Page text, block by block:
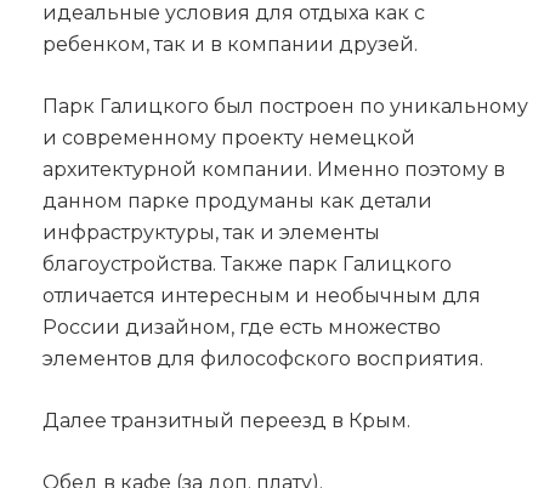
идеальные условия для отдыха как с
ребенком, так и в компании друзей.
Парк Галицкого был построен по уникальному
и современному проекту немецкой
архитектурной компании. Именно поэтому в
данном парке продуманы как детали
инфраструктуры, так и элементы
благоустройства. Также парк Галицкого
отличается интересным и необычным для
России дизайном, где есть множество
элементов для философского восприятия.
Далее транзитный переезд в Крым.
Обед в кафе (за доп. плату).